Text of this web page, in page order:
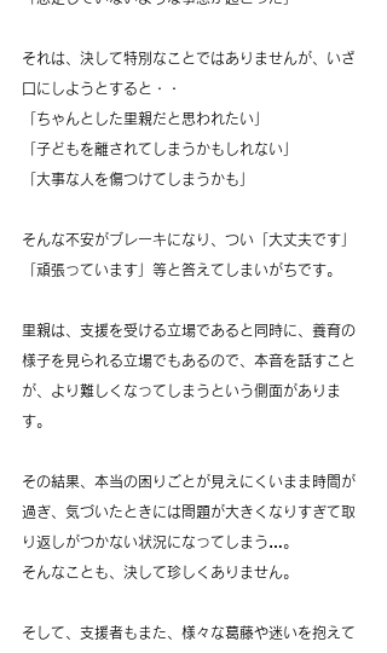
それは、決して特別なことではありませんが、いざ
口にしようとすると・・
「ちゃんとした里親だと思われたい」
「子どもを離されてしまうかもしれない」
「大事な人を傷つけてしまうかも」
そんな不安がブレーキになり、つい「大丈夫です」
「頑張っています」等と答えてしまいがちです。
里親は、支援を受ける立場であると同時に、養育の
様子を見られる立場でもあるので、本音を話すこと
が、より難しくなってしまうという側面がありま
す。
その結果、本当の困りごとが見えにくいまま時間が
過ぎ、気づいたときには問題が大きくなりすぎて取
り返しがつかない状況になってしまう…。
そんなことも、決して珍しくありません。
そして、支援者もまた、様々な葛藤や迷いを抱えて